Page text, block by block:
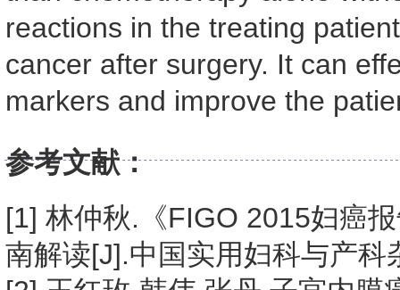
reactions in the treating
cancer after surgery. It can
markers and improve the
参考文献：
[1] 林仲秋.《FIGO 2015妇癌
南解读[J].中国实用妇科与产